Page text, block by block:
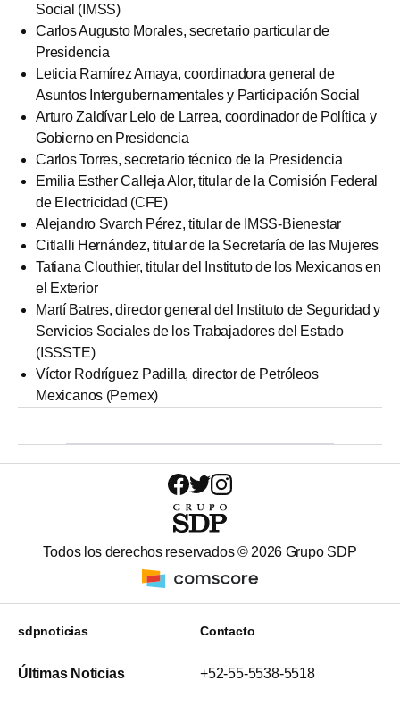
Social (IMSS)
Carlos Augusto Morales, secretario particular de
Presidencia
Leticia Ramírez Amaya, coordinadora general de
Asuntos Intergubernamentales y Participación Social
Arturo Zaldívar Lelo de Larrea, coordinador de Política y
Gobierno en Presidencia
Carlos Torres, secretario técnico de la Presidencia
Emilia Esther Calleja Alor, titular de la Comisión Federal
de Electricidad (CFE)
Alejandro Svarch Pérez, titular de IMSS-Bienestar
Citlalli Hernández, titular de la Secretaría de las Mujeres
Tatiana Clouthier, titular del Instituto de los Mexicanos en
el Exterior
Martí Batres, director general del Instituto de Seguridad y
Servicios Sociales de los Trabajadores del Estado
(ISSSTE)
Víctor Rodríguez Padilla, director de Petróleos
Mexicanos (Pemex)
Todos los derechos reservados © 2026 Grupo SDP
sdpnoticias
Últimas Noticias
Contacto
+52-55-5538-5518